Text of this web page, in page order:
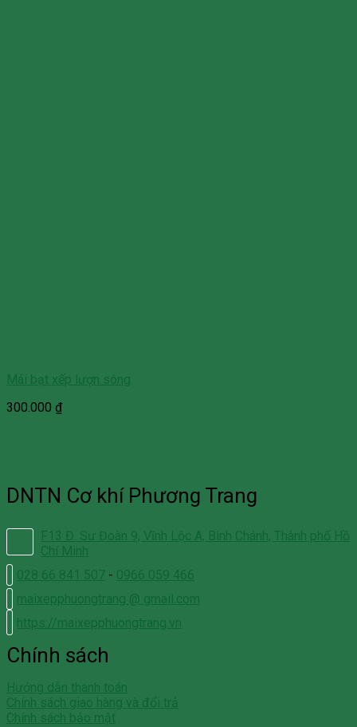
Mái bạt xếp lượn sóng
300.000 ₫
DNTN Cơ khí Phương Trang
F13 Đ. Sư Đoàn 9, Vĩnh Lộc A, Bình Chánh, Thành phố Hồ
Chí Minh
028 66 841 507 - 0966 059 466
maixepphuongtrang @ gmail.com
https://maixepphuongtrang.vn
Chính sách
Hướng dẫn thanh toán
Chính sách giao hàng và đổi trả
Chính sách bảo mật